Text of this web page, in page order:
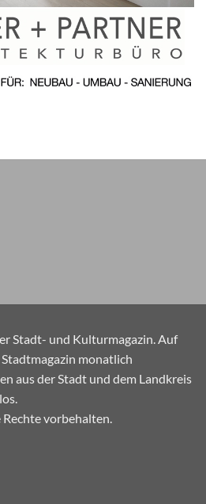
Stadt- und Kulturmagazin. Auf
monatlich
aus der Stadt und dem Landkreis
vorbehalten.